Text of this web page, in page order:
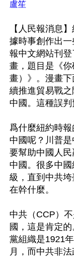
盧笙
【人民報消息
據時事創作出
報中文網站刊
畫，題目是《
畫）》。漫畫
續推進貿易戰
中國。這種誤判
爲什麼紐約時
中國呢？川普
要幫助中國人
中國。很多中
級，直到中共
在幹什麼。
中共（CCP）
國，這是肯定
黨組織是1921
月，而中共非